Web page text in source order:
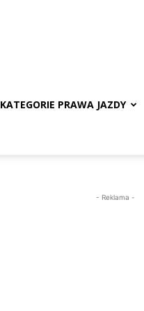
KATEGORIE PRAWA JAZDY
- Reklama -